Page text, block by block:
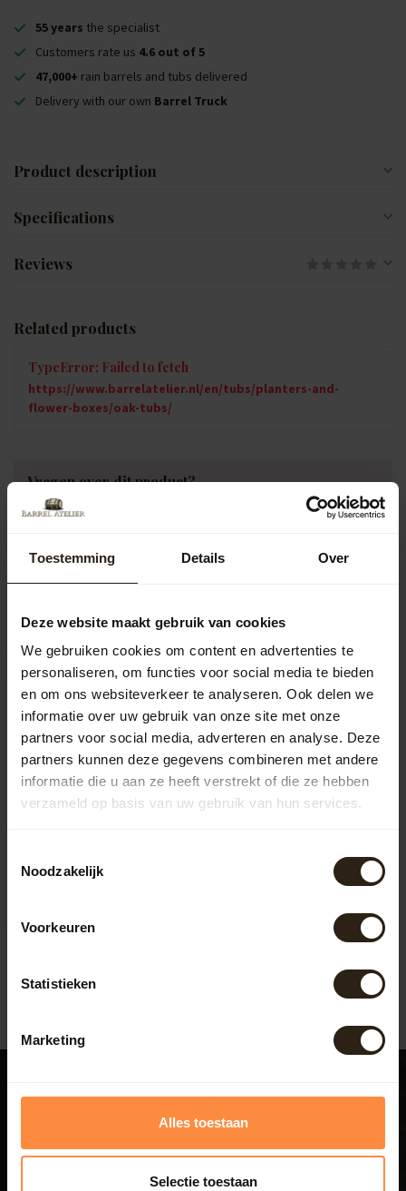
Toestemming Details Over
Deze website maakt gebruik van cookies
We gebruiken cookies om content en advertenties te
personaliseren, om functies voor social media te bieden
en om ons websiteverkeer te analyseren. Ook delen we
informatie over uw gebruik van onze site met onze
partners voor social media, adverteren en analyse. Deze
partners kunnen deze gegevens combineren met andere
informatie die u aan ze heeft verstrekt of die ze hebben
verzameld op basis van uw gebruik van hun services.
Noodzakelijk
Voorkeuren
Statistieken
Marketing
Alles toestaan
Selectie toestaan
55 years the specialist
Customers rate us 4.6 out of 5
47,000+ rain barrels and tubs delivered
Delivery with our own Barrel Truck
Product description
Specifications
Reviews
Related products
TypeError: Failed to fetch
https://www.barrelatelier.nl/en/tubs/planters-and-
flower-boxes/oak-tubs/
Vragen over dit product?
Neem gerust contact op met onze klantenservice op
info@barrelatelier.nl
. We helpen je graag!
Bezoek ook ons experience